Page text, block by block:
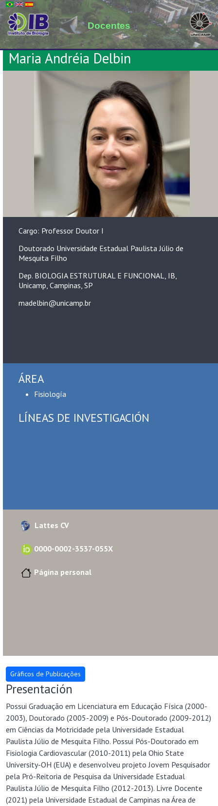
Docentes
Maria Andréia Delbin
Cargo: Professor Doutor I
Doutorado Universidade Estadual Paulista Júlio de
Mesquita Filho
Dep. BIOLOGIA ESTRUTURAL E FUNCIONAL, IB,
Unicamp, Campinas, SP
madelbin@unicamp.br
ÁREA
Fisiología
LÍNEAS DE INVESTIGACIÓN
Lattes CV
0000-0002-3537-055X
Página personal
Presentación
Possui Graduação em Licenciatura em Educação Física (2000-
2003), Doutorado (2005-2009) e Pós-Doutorado (2009-2012)
em Ciências da Motricidade pela Universidade Estadual
Paulista Júlio de Mesquita Filho. Possui Pós-Doutorado em
Fisiologia Cardiovascular (2010-2011) pela Ohio State
University-OH (EUA) e desenvolveu projeto Jovem Pesquisador
pela Pró-Reitoria de Pesquisa da Universidade Estadual
Paulista Júlio de Mesquita Filho (2012-2013). Livre Docente
(2021) pela Universidade Estadual de Campinas na Área de